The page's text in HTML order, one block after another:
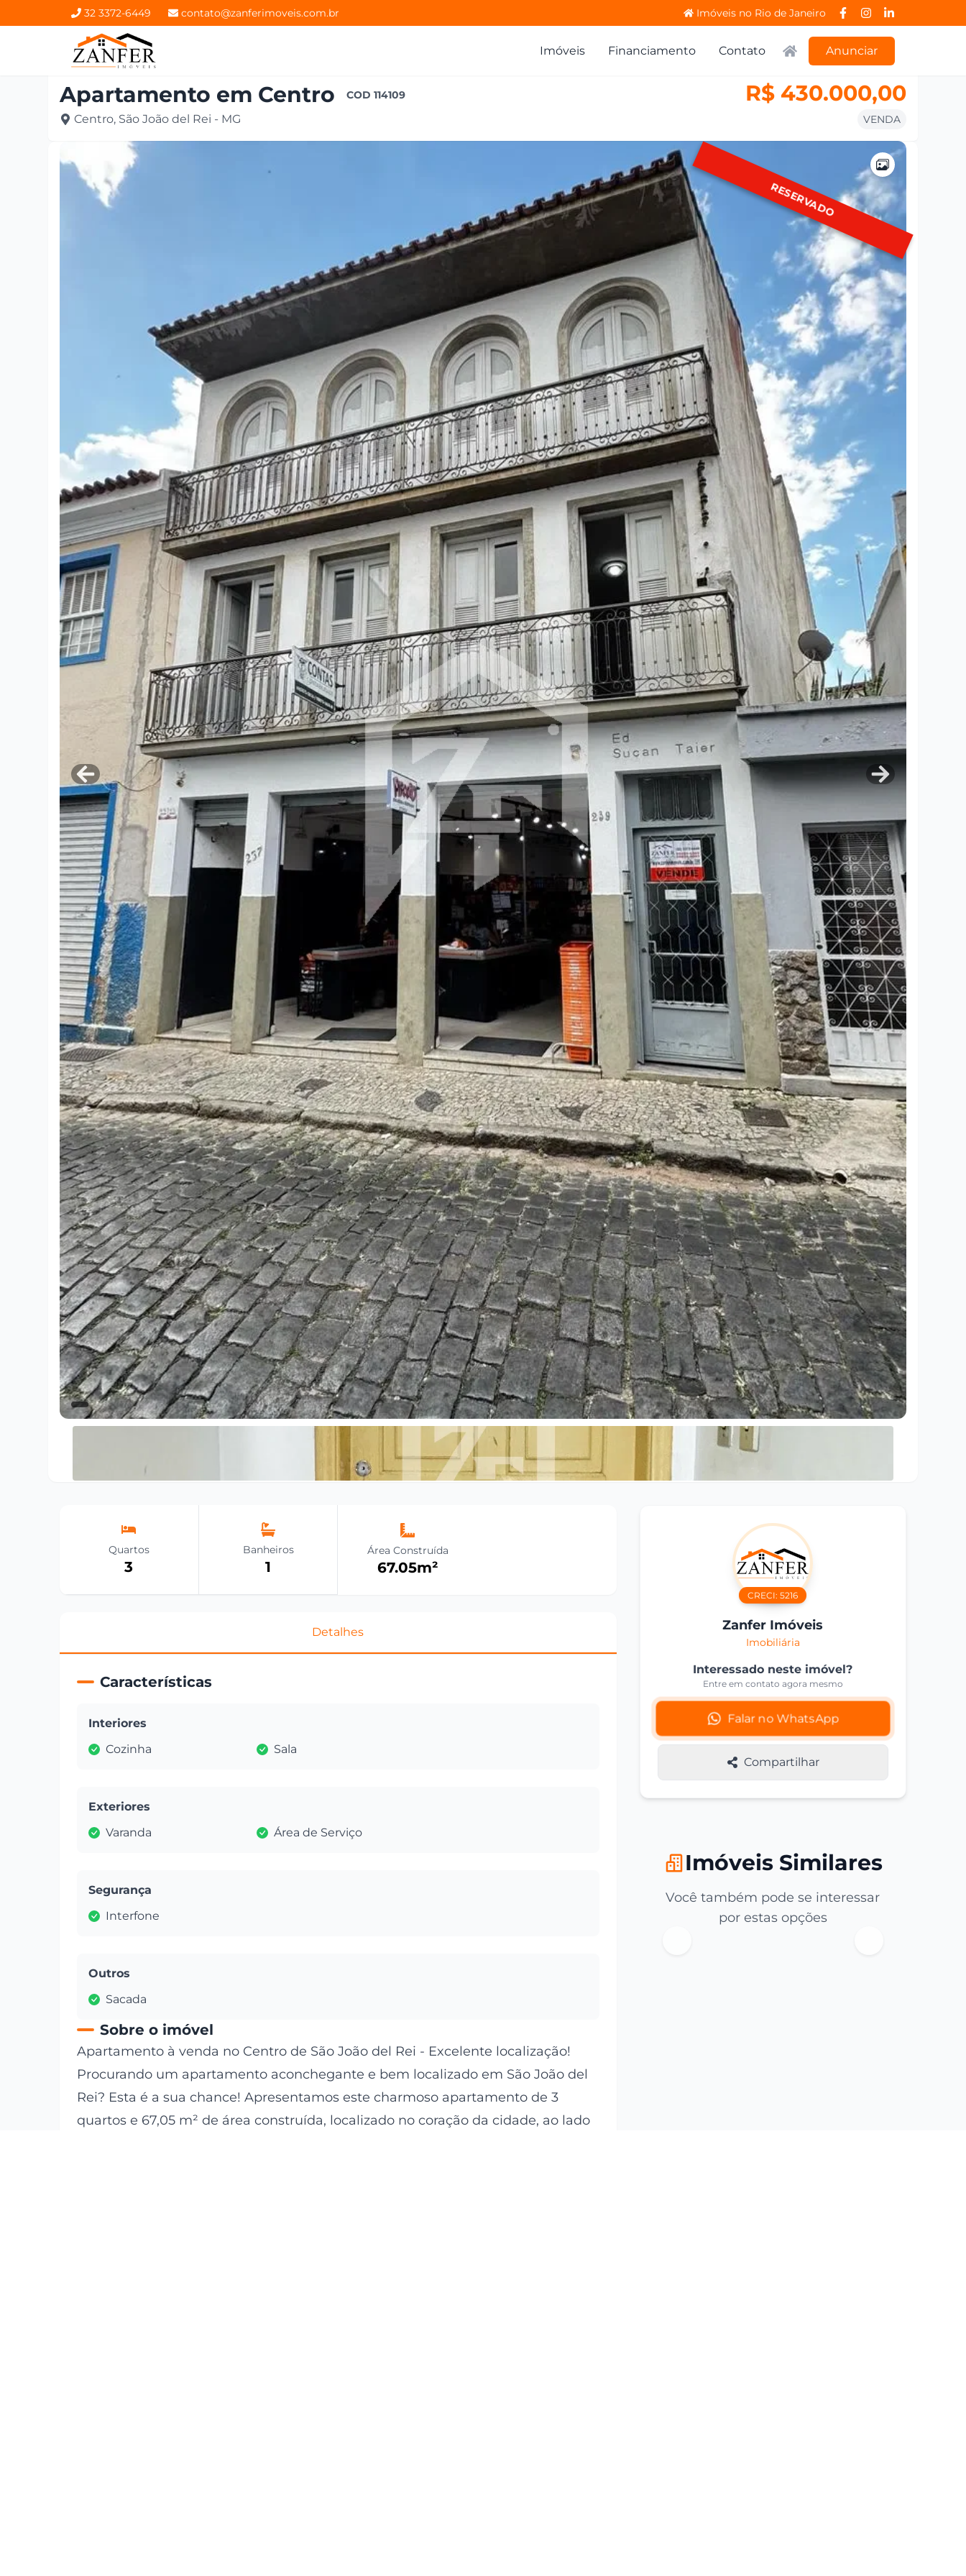
32 3372-6449 contato@zanferimoveis.com.br Imóveis no Rio de Janeiro
Imóveis Financiamento Contato Anunciar
Apartamento em Centro COD114109
Centro, São João del Rei - MG
R$ 430.000,00
VENDA
RESERVADO
Quartos
3
Banheiros
1
Área Construída
67.05m²
Detalhes
Características
Interiores
Cozinha
Sala
Exteriores
Varanda
Área de Serviço
Segurança
Interfone
Outros
Sacada
Sobre o imóvel
Apartamento à venda no Centro de São João del Rei - Excelente localização!
Procurando um apartamento aconchegante e bem localizado em São João del
Rei? Esta é a sua chance! Apresentamos este charmoso apartamento de 3
quartos e 67,05 m² de área construída, localizado no coração da cidade, ao lado
CRECI:5216
Zanfer Imóveis
Imobiliária
Interessado neste imóvel?
Entre em contato agora mesmo
Falar no WhatsApp
Compartilhar
Imóveis Similares
Você também pode se interessar
por estas opções